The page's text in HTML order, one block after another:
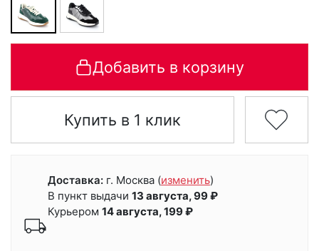
Добавить в корзину
Купить в 1 клик
Доставка: г. Москва (изменить)
В пункт выдачи 13 августа, 99 ₽
Курьером 14 августа, 199 ₽